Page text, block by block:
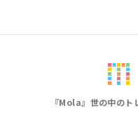
『Mola』世の中のト